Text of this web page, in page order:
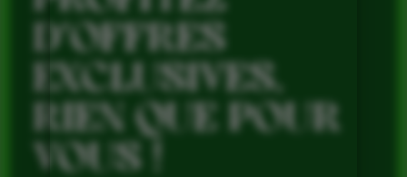
D’OFFRES
EXCLUSIVES,
RIEN QUE POUR
VOUS !